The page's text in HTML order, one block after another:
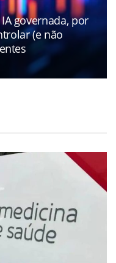
governada, por
(e não